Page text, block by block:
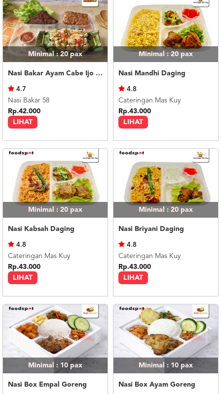
Minimal : 20pax
Nasi Bakar Ayam Cabe Ijo + Tahu Tempe
LIHAT
4.7
Nasi Bakar 58
Rp.42.000
Minimal : 20pax
Nasi Mandhi Daging
LIHAT
4.8
Cateringan Mas Kuy
Rp.43.000
Minimal : 20 pax
Nasi Kabsah Daging
LIHAT
4.8
Cateringan Mas Kuy
Rp.43.000
Minimal : 20 pax
Nasi Briyani Daging
LIHAT
4.8
Cateringan Mas Kuy
Rp.43.000
Minimal : 10 pax
Nasi Box Empal Goreng
Minimal : 10pax
Nasi Box Ayam Goreng